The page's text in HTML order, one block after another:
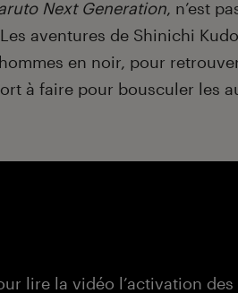
Next Generation, n’est
aventures de Shinichi
en noir, pour
à faire pour bousculer les
lire la vidéo l’activation